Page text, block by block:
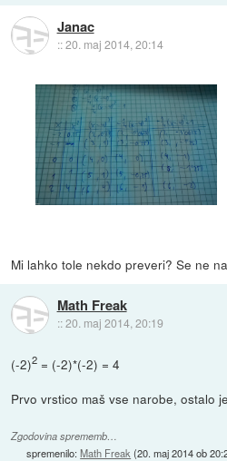
Janac
::20. maj 2014, 20:14
Mi lahko tole nekdo preveri? Se ne
Math Freak
::20. maj 2014, 20:19
(-2)2 = (-2)*(-2) = 4
Prvo vrstico maš vse narobe, ostalo
Zgodovina sprememb…
spremenilo:Math Freak (20. maj 2014 ob